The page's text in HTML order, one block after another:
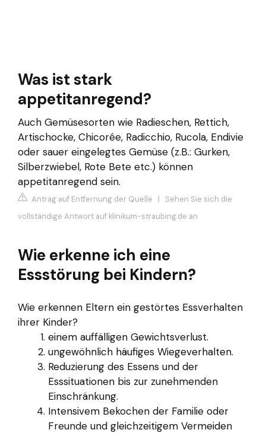
Was ist stark
appetitanregend?
Auch Gemüsesorten wie Radieschen, Rettich,
Artischocke, Chicorée, Radicchio, Rucola, Endivie
oder sauer eingelegtes Gemüse (z.B.: Gurken,
Silberzwiebel, Rote Bete etc.) können
appetitanregend sein.
Antrag auf Entfernung der Quelle | Sehen Sie sich die
vollständige Antwort auf klinikum-straubing.de an
Wie erkenne ich eine
Essstörung bei Kindern?
Wie erkennen Eltern ein gestörtes Essverhalten
ihrer Kinder?
einem auffälligen Gewichtsverlust.
ungewöhnlich häufiges Wiegeverhalten.
Reduzierung des Essens und der
Esssituationen bis zur zunehmenden
Einschränkung.
Intensivem Bekochen der Familie oder
Freunde und gleichzeitigem Vermeiden